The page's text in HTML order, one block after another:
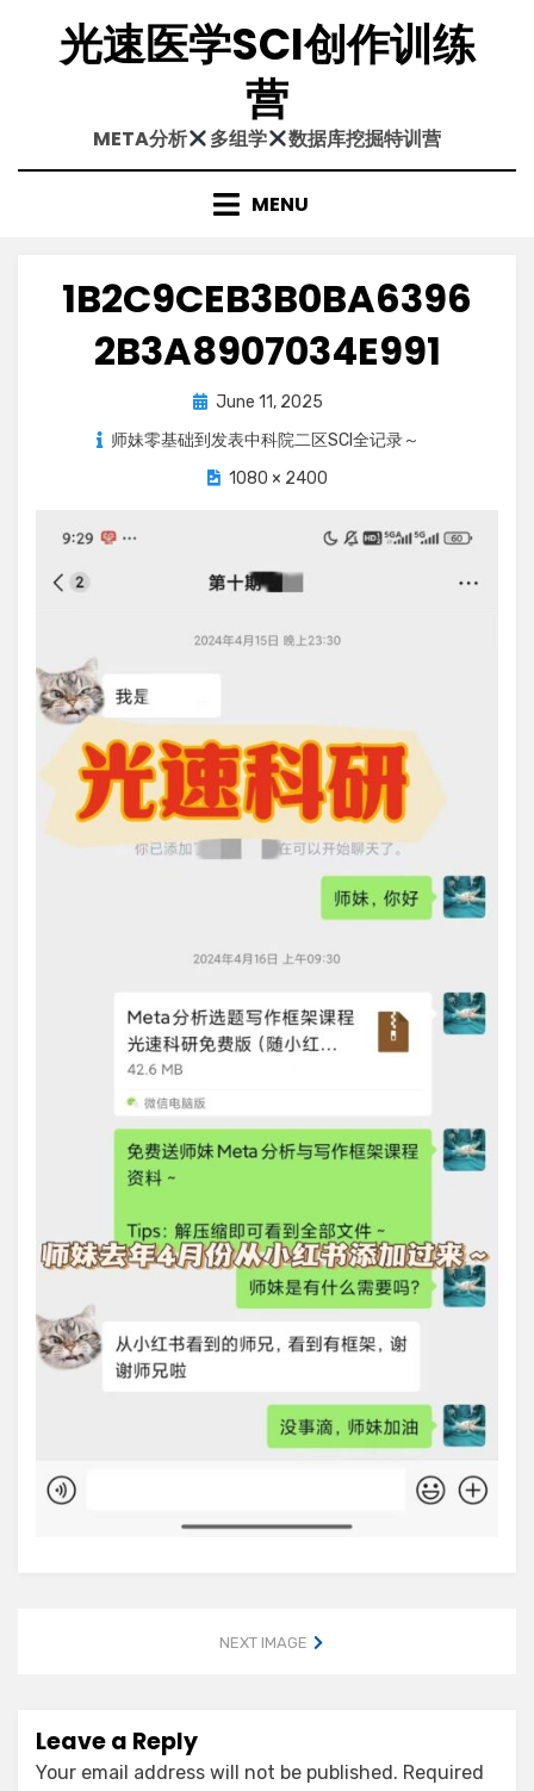
content光速医学SCI创作训练
营
META分析 多组学 数据库挖掘特训营
MENU
1B2C9CEB3B0BA6396
2B3A8907034E991
Posted
June 11, 2025
师妹零基础到发表中科院二区SCI全记录～
1080 × 2400
NEXT IMAGE
Leave a Reply
Your email address will not be published. Required